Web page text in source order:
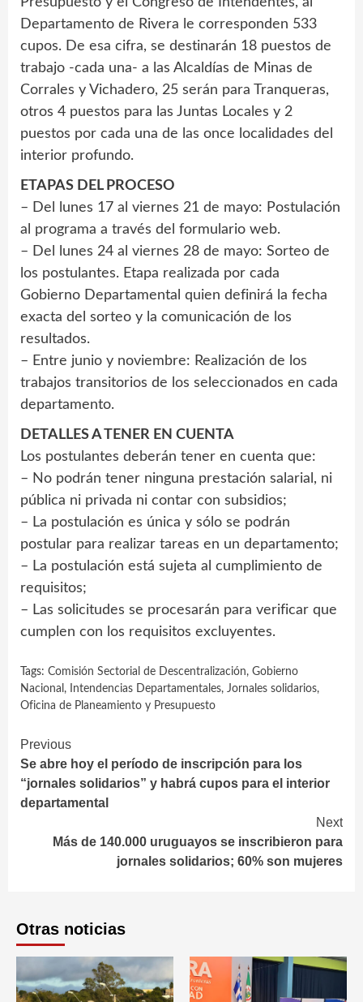
Departamento de Rivera le corresponden 533
cupos. De esa cifra, se destinarán 18 puestos de
trabajo -cada una- a las Alcaldías de Minas de
Corrales y Vichadero, 25 serán para Tranqueras,
otros 4 puestos para las Juntas Locales y 2
puestos por cada una de las once localidades del
interior profundo.
ETAPAS DEL PROCESO
– Del lunes 17 al viernes 21 de mayo: Postulación
al programa a través del formulario web.
– Del lunes 24 al viernes 28 de mayo: Sorteo de
los postulantes. Etapa realizada por cada
Gobierno Departamental quien definirá la fecha
exacta del sorteo y la comunicación de los
resultados.
– Entre junio y noviembre: Realización de los
trabajos transitorios de los seleccionados en cada
departamento.
DETALLES A TENER EN CUENTA
Los postulantes deberán tener en cuenta que:
– No podrán tener ninguna prestación salarial, ni
pública ni privada ni contar con subsidios;
– La postulación es única y sólo se podrán
postular para realizar tareas en un departamento;
– La postulación está sujeta al cumplimiento de
requisitos;
– Las solicitudes se procesarán para verificar que
cumplen con los requisitos excluyentes.
Tags: Comisión Sectorial de Descentralización, Gobierno
Nacional , Intendencias Departamentales, Jornales solidarios,
Oficina de Planeamiento y Presupuesto
Continue
Reading
Previous
Se abre hoy el período de inscripción para los
“jornales solidarios” y habrá cupos para el interior
departamental
Next
Más de 140.000 uruguayos se inscribieron para
jornales solidarios; 60% son mujeres
Otras noticias